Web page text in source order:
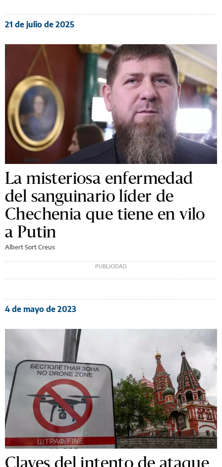
21 de julio de 2025
La misteriosa enfermedad
del sanguinario líder de
Chechenia que tiene en vilo
a Putin
Albert Sort Creus
4 de mayo de 2023
Claves del intento de ataque